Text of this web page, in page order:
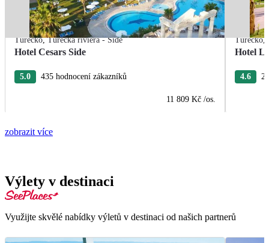
Turecko,Turecká riviéra - Side
Hotel Cesars Side
5.0 435 hodnocení zákazníků
11 809 Kč /os.
Turecko,
Hotel
4.6
zobrazit více
Výlety v destinaci
Využijte skvělé nabídky výletů v destinaci od našich partnerů